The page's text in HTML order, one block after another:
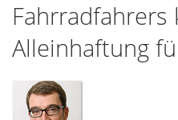
Fahrradfahrers
Alleinhaftung